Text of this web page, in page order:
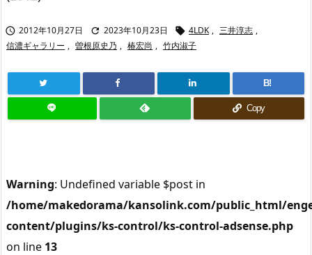
 2012年10月27日  2023年10月23日  4LDK , 三井淳志 ,
信濃ギャラリー , 曽根原史乃 , 椿宏尚 , 竹内淑子
B!
Copy
Warning: Undefined variable $post in
/home/makedorama/kansolink.com/public_html/
content/plugins/ks-control/ks-control-adsense.php
on line 13